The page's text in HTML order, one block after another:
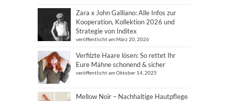
Zara x John Galliano: Alle Infos zur
Kooperation, Kollektion 2026 und
Strategie von Inditex
veröffentlicht am März 20, 2026
Verfilzte Haare lösen: So rettet Ihr
Eure Mähne schonend & sicher
veröffentlicht am Oktober 14, 2025
Mellow Noir – Nachhaltige Hautpflege